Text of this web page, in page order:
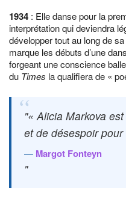
1934 : Elle danse pour la
interprétation qui deviendra
développer tout au long de
marque les débuts d’une
forgeant une conscience
du Times la qualifiera de «
« Alicia Markova
et de désespoir pour
Margot Fonteyn